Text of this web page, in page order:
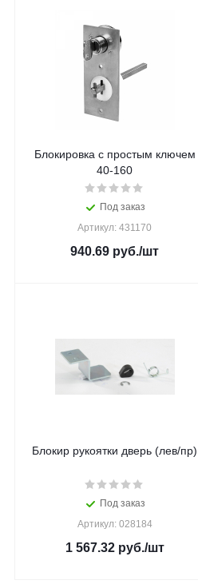
Блокировка с простым ключем
40-160
Под заказ
Артикул: 431170
940.69 руб./шт
Блокир рукоятки дверь (лев/пр)
Под заказ
Артикул: 028184
1 567.32руб./шт